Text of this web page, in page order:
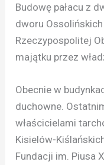
Budowę pałacu z
dworu
Rzeczypospolitej
majątku przez
Obecnie w
duchowne.
właścicielami
Kisielów-
Fundacji im. Piusa